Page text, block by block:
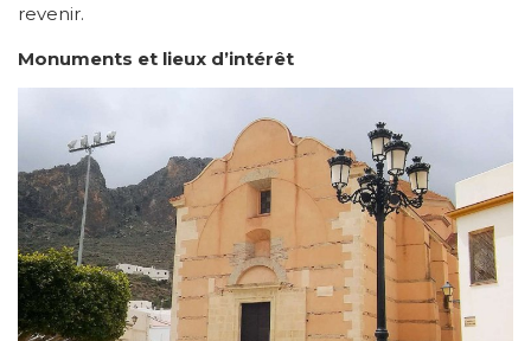
revenir.
Monuments et lieux d’intérêt